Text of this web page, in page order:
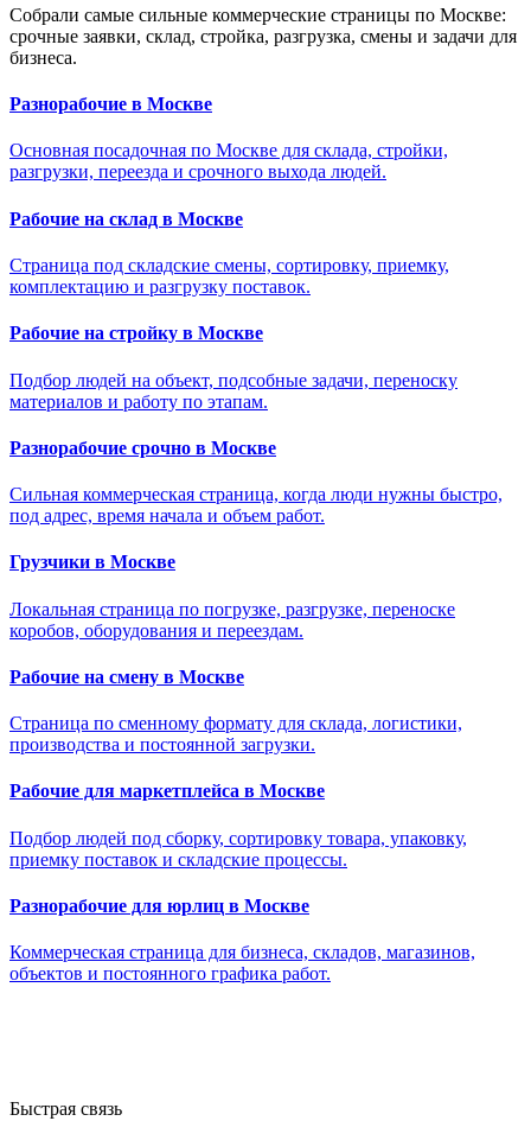
Собрали самые сильные коммерческие страницы по Москве:
срочные заявки, склад, стройка, разгрузка, смены и задачи для
бизнеса.
Разнорабочие в Москве
Основная посадочная по Москве для склада, стройки,
разгрузки, переезда и срочного выхода людей.
Рабочие на склад в Москве
Страница под складские смены, сортировку, приемку,
комплектацию и разгрузку поставок.
Рабочие на стройку в Москве
Подбор людей на объект, подсобные задачи, переноску
материалов и работу по этапам.
Разнорабочие срочно в Москве
Сильная коммерческая страница, когда люди нужны быстро,
под адрес, время начала и объем работ.
Грузчики в Москве
Локальная страница по погрузке, разгрузке, переноске
коробов, оборудования и переездам.
Рабочие на смену в Москве
Страница по сменному формату для склада, логистики,
производства и постоянной загрузки.
Рабочие для маркетплейса в Москве
Подбор людей под сборку, сортировку товара, упаковку,
приемку поставок и складские процессы.
Разнорабочие для юрлиц в Москве
Коммерческая страница для бизнеса, складов, магазинов,
объектов и постоянного графика работ.
Быстрая связь